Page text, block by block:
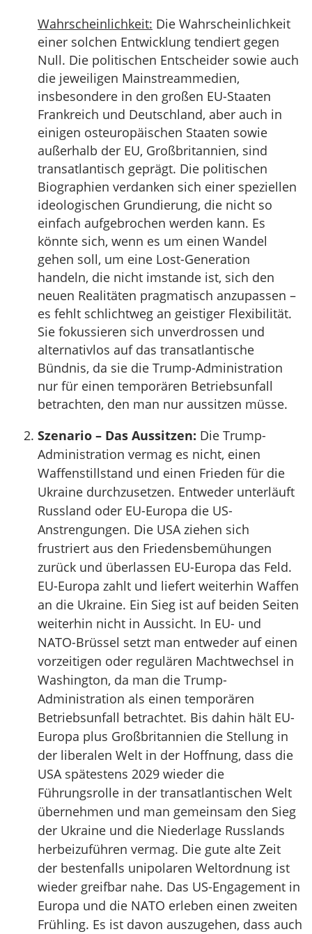
Wahrscheinlichkeit: Die Wahrscheinlichkeit
einer solchen Entwicklung tendiert gegen
Null. Die politischen Entscheider sowie auch
die jeweiligen Mainstreammedien,
insbesondere in den großen EU-Staaten
Frankreich und Deutschland, aber auch in
einigen osteuropäischen Staaten sowie
außerhalb der EU, Großbritannien, sind
transatlantisch geprägt. Die politischen
Biographien verdanken sich einer speziellen
ideologischen Grundierung, die nicht so
einfach aufgebrochen werden kann. Es
könnte sich, wenn es um einen Wandel
gehen soll, um eine Lost-Generation
handeln, die nicht imstande ist, sich den
neuen Realitäten pragmatisch anzupassen –
es fehlt schlichtweg an geistiger Flexibilität.
Sie fokussieren sich unverdrossen und
alternativlos auf das transatlantische
Bündnis, da sie die Trump-Administration
nur für einen temporären Betriebsunfall
betrachten, den man nur aussitzen müsse.
Szenario – Das Aussitzen: Die Trump-
Administration vermag es nicht, einen
Waffenstillstand und einen Frieden für die
Ukraine durchzusetzen. Entweder unterläuft
Russland oder EU-Europa die US-
Anstrengungen. Die USA ziehen sich
frustriert aus den Friedensbemühungen
zurück und überlassen EU-Europa das Feld.
EU-Europa zahlt und liefert weiterhin Waffen
an die Ukraine. Ein Sieg ist auf beiden Seiten
weiterhin nicht in Aussicht. In EU- und
NATO-Brüssel setzt man entweder auf einen
vorzeitigen oder regulären Machtwechsel in
Washington, da man die Trump-
Administration als einen temporären
Betriebsunfall betrachtet. Bis dahin hält EU-
Europa plus Großbritannien die Stellung in
der liberalen Welt in der Hoffnung, dass die
USA spätestens 2029 wieder die
Führungsrolle in der transatlantischen Welt
übernehmen und man gemeinsam den Sieg
der Ukraine und die Niederlage Russlands
herbeizuführen vermag. Die gute alte Zeit
der bestenfalls unipolaren Weltordnung ist
wieder greifbar nahe. Das US-Engagement in
Europa und die NATO erleben einen zweiten
Frühling. Es ist davon auszugehen, dass auch